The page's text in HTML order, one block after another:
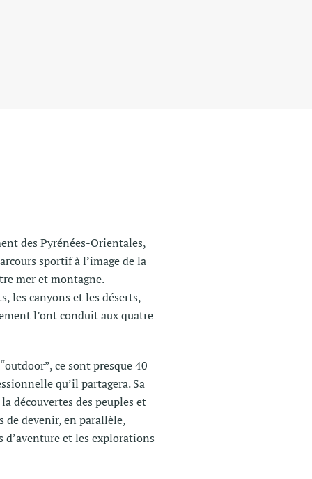
des Pyrénées-Orientales,
sportif à l’image de la
mer et montagne.
les canyons et les déserts,
l’ont conduit aux quatre
ce sont presque 40
qu’il partagera. Sa
découvertes des peuples et
de devenir, en parallèle,
d’aventure et les explorations